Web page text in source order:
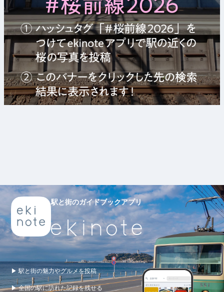
駅と街のガイドブックアプリ
▶ 駅と街の魅力やグルメを投稿
▶ 全国の駅に訪れた記録を残せる